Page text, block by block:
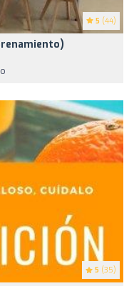
5 (44)
5 (35)